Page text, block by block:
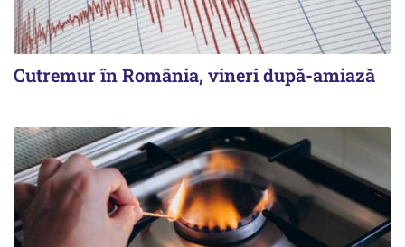
Cutremur în România, vineri după-amiază